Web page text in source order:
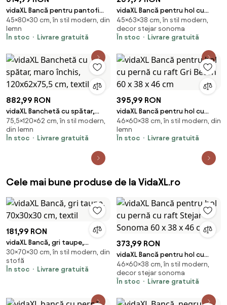
vidaXL Bancă pentru pantofi
Negru 80 x 30 x 45 cm Lemn
compozit
45×80×30 cm, în stil modern, din
lemn
În stoc
Livrare gratuită
vidaXL Bancă pentru hol cu
pernă cu raft Sonoma gri 63 x
38 x 45 cm
45×63×38 cm, în stil modern,
decor stejar sonoma
În stoc
Livrare gratuită
882,99 RON
vidaXL Banchetă cu spătar,
maro închis, 120x62x75,5 cm,
textil
75,5×120×62 cm, în stil modern,
din lemn
În stoc
Livrare gratuită
395,99 RON
vidaXL Bancă pentru hol cu
pernă cu raft Gri Beton 60 x 38
x 46 cm
46×60×38 cm, în stil modern, din
lemn
În stoc
Livrare gratuită
Cele mai bune produse de la VidaXL.ro
181,99 RON
vidaXL Bancă, gri taupe,
70x30x30 cm, textil
30×70×30 cm, în stil modern, din
stofă
În stoc
Livrare gratuită
373,99 RON
vidaXL Bancă pentru hol cu
pernă cu raft Stejar Sonoma 60
x 38 x 46 cm
46×60×38 cm, în stil modern,
decor stejar sonoma
În stoc
Livrare gratuită